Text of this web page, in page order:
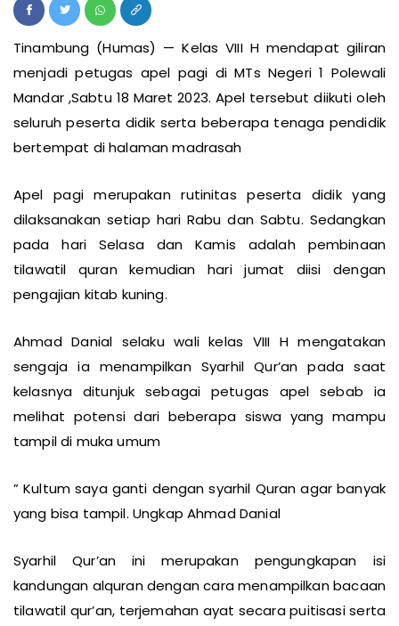
Tinambung (Humas) — Kelas VIII H mendapat giliran
menjadi petugas apel pagi di MTs Negeri 1 Polewali
Mandar ,Sabtu 18 Maret 2023. Apel tersebut diikuti oleh
seluruh peserta didik serta beberapa tenaga pendidik
bertempat di halaman madrasah
Apel pagi merupakan rutinitas peserta didik yang
dilaksanakan setiap hari Rabu dan Sabtu. Sedangkan
pada hari Selasa dan Kamis adalah pembinaan
tilawatil quran kemudian hari jumat diisi dengan
pengajian kitab kuning.
Ahmad Danial selaku wali kelas VIII H mengatakan
sengaja ia menampilkan Syarhil Qur’an pada saat
kelasnya ditunjuk sebagai petugas apel sebab ia
melihat potensi dari beberapa siswa yang mampu
tampil di muka umum
” Kultum saya ganti dengan syarhil Quran agar banyak
yang bisa tampil. Ungkap Ahmad Danial
Syarhil Qur’an ini merupakan pengungkapan isi
kandungan alquran dengan cara menampilkan bacaan
tilawatil qur’an, terjemahan ayat secara puitisasi serta